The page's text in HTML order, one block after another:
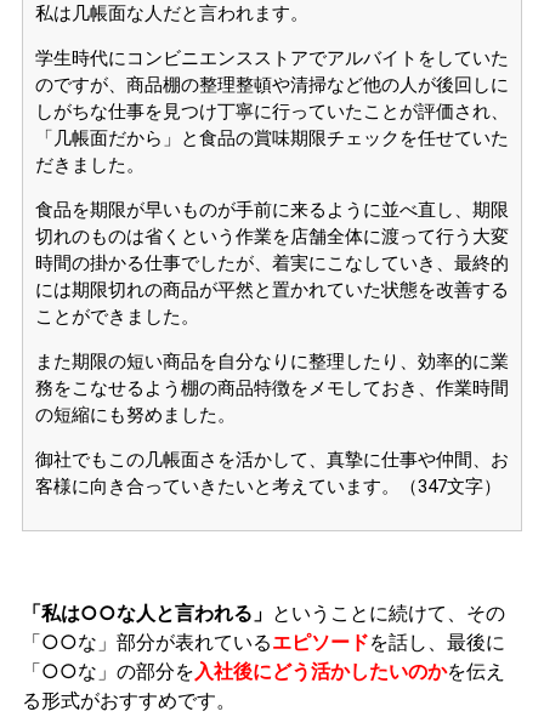
私は几帳面な人だと言われます。
学生時代にコンビニエンスストアでアルバイトをしていた
のですが、商品棚の整理整頓や清掃など他の人が後回しに
しがちな仕事を見つけ丁寧に行っていたことが評価され、
「几帳面だから」と食品の賞味期限チェックを任せていた
だきました。
食品を期限が早いものが手前に来るように並べ直し、期限
切れのものは省くという作業を店舗全体に渡って行う大変
時間の掛かる仕事でしたが、着実にこなしていき、最終的
には期限切れの商品が平然と置かれていた状態を改善する
ことができました。
また期限の短い商品を自分なりに整理したり、効率的に業
務をこなせるよう棚の商品特徴をメモしておき、作業時間
の短縮にも努めました。
御社でもこの几帳面さを活かして、真摯に仕事や仲間、お
客様に向き合っていきたいと考えています。（347文字）
「私は○○な人と言われる」 ということに続けて、その
「○○な」部分が表れているエピソードを話し、最後に
「○○な」の部分を入社後にどう活かしたいのかを伝え
る形式がおすすめです。